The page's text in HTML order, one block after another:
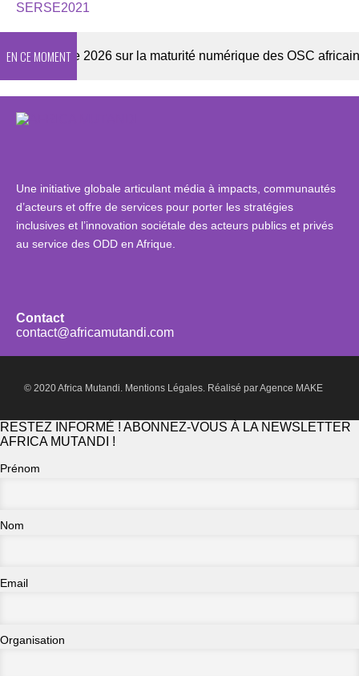
SERSE2021
EN CE MOMENT
Enquête 2026 sur la maturité numérique des OSC africaines
Une initiative globale articulant média à impacts, communautés
d’acteurs et offre de services pour porter les stratégies
inclusives et l’innovation sociétale des acteurs publics et privés
au service des ODD en Afrique.
Contact
contact@africamutandi.com
© 2020 Africa Mutandi. Mentions Légales. Réalisé parAgence MAKE
RESTEZ INFORMÉ ! ABONNEZ-VOUS À LA NEWSLETTER
AFRICA MUTANDI !
Prénom
Nom
Email
Organisation